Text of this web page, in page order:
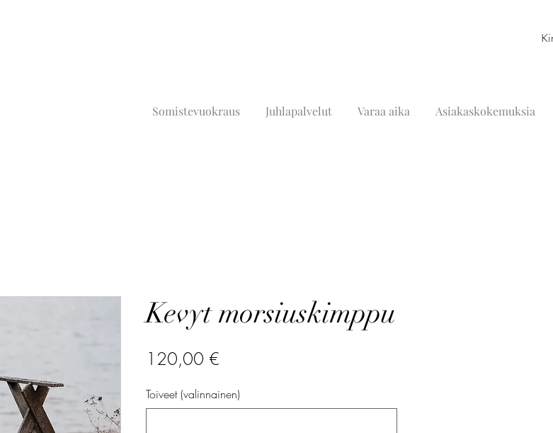
Somistevuokraus Juhlapalvelut Varaa aika Asiakaskokemuksia
Kevyt morsiuskimppu
120,00 €
Toiveet (valinnainen)